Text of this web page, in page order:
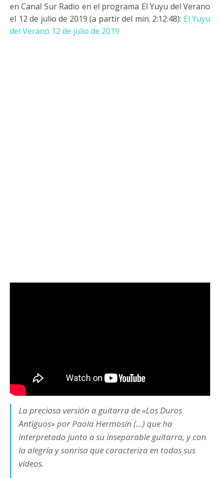
en Canal Sur Radio en el programa El Yuyu del Verano
el 12 de julio de 2019 (a partir del min. 2:12:48): El Yuyu
del Verano 12 de julio de 2019
La preciosa versión a guitarra de «Los Duros
Antiguos» por Paola Hermosín (…) que ha
interpretado junto a su inseparable guitarra, y con
la alegría y sonrisa que caracteriza en todos sus
vídeos.